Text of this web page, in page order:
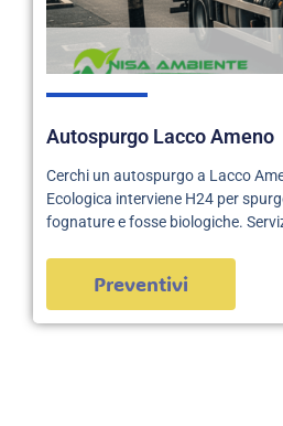
Autospurgo Lacco Ameno
Cerchi un autospurgo a Lacco
Ecologica interviene H24 per
fognature e fosse biologiche.
Preventivi